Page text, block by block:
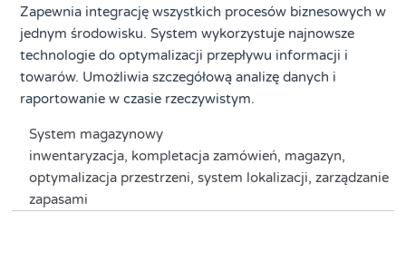
Zapewnia integrację wszystkich procesów biznesowych w
jednym środowisku. System wykorzystuje najnowsze
technologie do optymalizacji przepływu informacji i
towarów. Umożliwia szczegółową analizę danych i
raportowanie w czasie rzeczywistym.
System magazynowy
inwentaryzacja, kompletacja zamówień, magazyn,
optymalizacja przestrzeni,system lokalizacji,zarządzanie
zapasami